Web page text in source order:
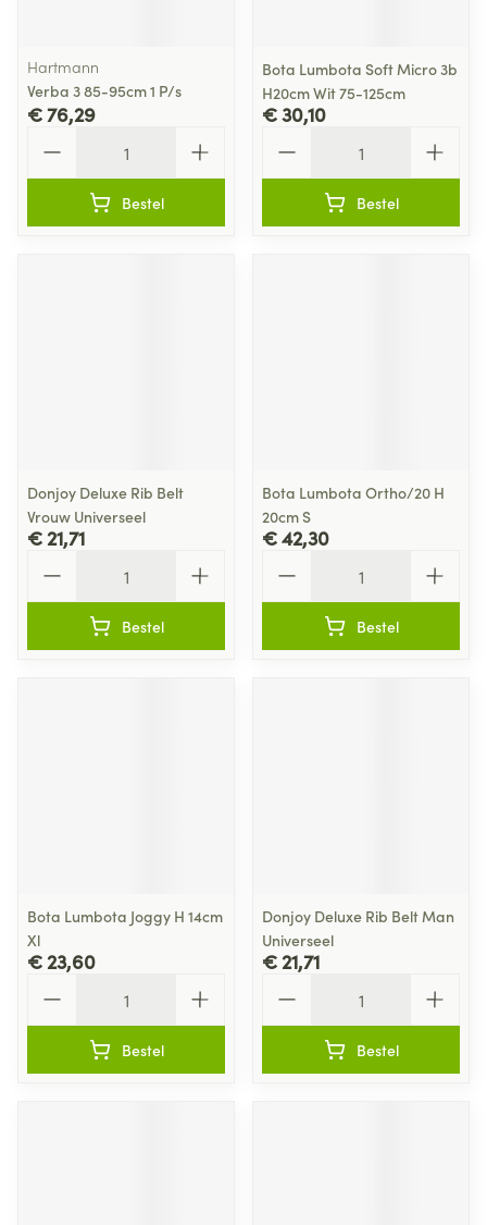
Hartmann
Verba 3 85-95cm 1 P/s
€ 76,29
Bestel
Bota Lumbota Soft Micro 3b
H20cm Wit 75-125cm
€ 30,10
Bestel
Donjoy Deluxe Rib Belt
Vrouw Universeel
€ 21,71
Bestel
Bota Lumbota Ortho/20 H
20cm S
€ 42,30
Bestel
Bota Lumbota Joggy H 14cm
Xl
€ 23,60
Bestel
Donjoy Deluxe Rib Belt Man
Universeel
€ 21,71
Bestel